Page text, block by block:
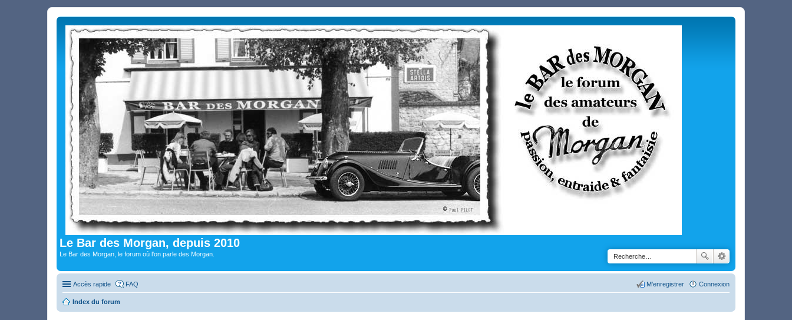
Le Bar des Morgan, depuis 2010
Le Bar des Morgan, le forum où l'on parle des Morgan.
Accès rapide FAQ Connexion
M’enregistrer
Index du forum